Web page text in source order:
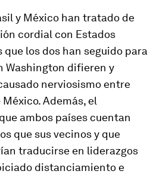
y México han tratado de
cordial con Estados
los dos han seguido para
Washington difieren y
nerviosismo entre
Además, el
ambos países cuentan
que sus vecinos y que
traducirse en liderazgos
distanciamiento e